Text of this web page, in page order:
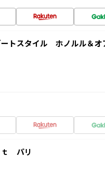
トスタイル ホノルル＆オ
パリ